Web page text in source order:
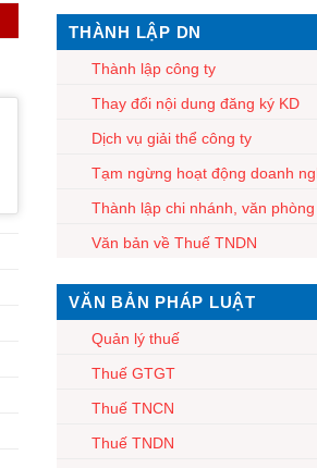
THÀNH LẬP DN
Thành lập công ty
Thay đổi nội dung đăng ký KD
Dịch vụ giải thể công ty
Tạm ngừng hoạt động doanh
Thành lập chi nhánh, văn phòng
Văn bản về Thuế TNDN
VĂN BẢN PHÁP LUẬT
Quản lý thuế
Thuế GTGT
Thuế TNCN
Thuế TNDN